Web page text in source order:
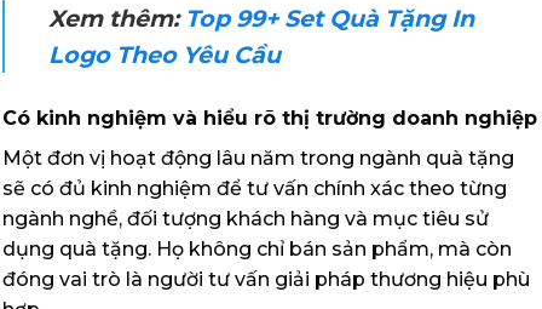
Xem thêm: Top 99+ Set Quà Tặng In
Logo Theo Yêu Cầu
Có kinh nghiệm và hiểu rõ thị trường doanh nghiệp
Một đơn vị hoạt động lâu năm trong ngành quà tặng
sẽ có đủ kinh nghiệm để tư vấn chính xác theo từng
ngành nghề, đối tượng khách hàng và mục tiêu sử
dụng quà tặng. Họ không chỉ bán sản phẩm, mà còn
đóng vai trò là người tư vấn giải pháp thương hiệu phù